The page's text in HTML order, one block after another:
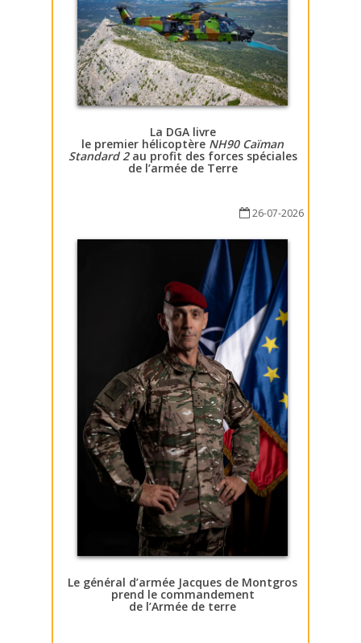
La DGA livre
le premier hélicoptère NH90 Caïman
Standard 2au profit des forces spéciales
de l’armée de Terre
26-07-2026
Le général d’armée Jacques de Montgros
prend le commandement
de l’Armée de terre